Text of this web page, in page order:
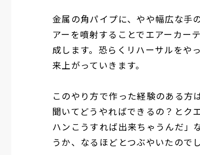
金属の角パイプに、やや幅広な手
アーを噴射することでエアーカー
成します。恐らくリハーサルをや
来上がっていきます。
このやり方で作った経験のある方
聞いてどうやればできるの？とク
ハンこうすれば出来ちゃうんだ」
うか、なるほどとつぶやいたのでし